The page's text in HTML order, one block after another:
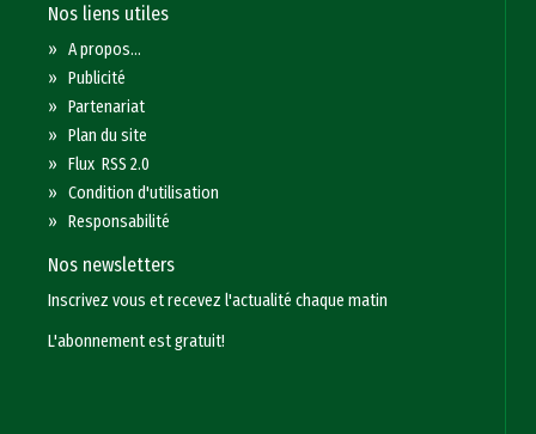
Nos liens utiles
»A propos...
»Publicité
»Partenariat
»Plan du site
»Flux RSS 2.0
»Condition d'utilisation
»Responsabilité
Nos newsletters
Inscrivez vous et recevez l'actualité chaque matin
L'abonnement est gratuit!